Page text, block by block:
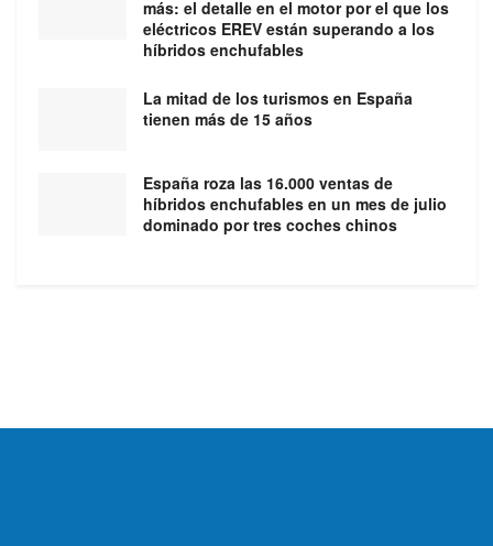
más: el detalle en el motor por el que los
eléctricos EREV están superando a los
híbridos enchufables
La mitad de los turismos en España
tienen más de 15 años
España roza las 16.000 ventas de
híbridos enchufables en un mes de julio
dominado por tres coches chinos